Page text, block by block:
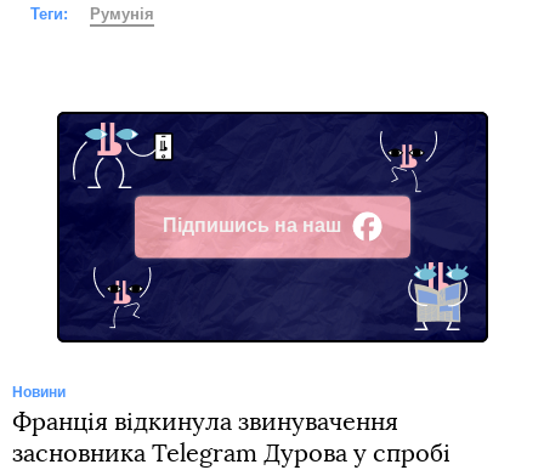
Теги: Румунія
Підпишись на наш
Facebook
Новини
Франція відкинула звинувачення
засновника Telegram Дурова у спробі